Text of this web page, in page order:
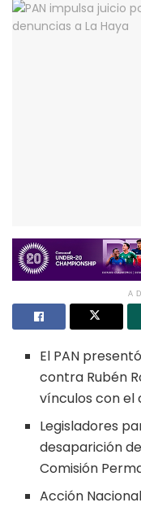
El PAN
contra Rubén
vínculos con el
Legisladores
desaparición
Comisión
Acción